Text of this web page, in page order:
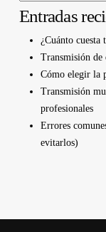
Entradas
¿Cuánto
Transmisión de
Cómo elegir la
Transmisión
profesionales
Errores
evitarlos)